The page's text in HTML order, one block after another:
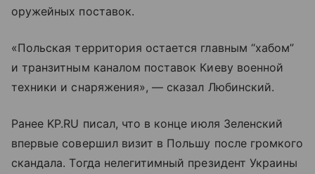
оружейных поставок.
«Польская территория остается главным “хабом”
и транзитным каналом поставок Киеву военной
техники и снаряжения», — сказал Любинский.
Ранее KP.RU писал, что в конце июля Зеленский
впервые совершил визит в Польшу после громкого
скандала. Тогда нелегитимный президент Украины